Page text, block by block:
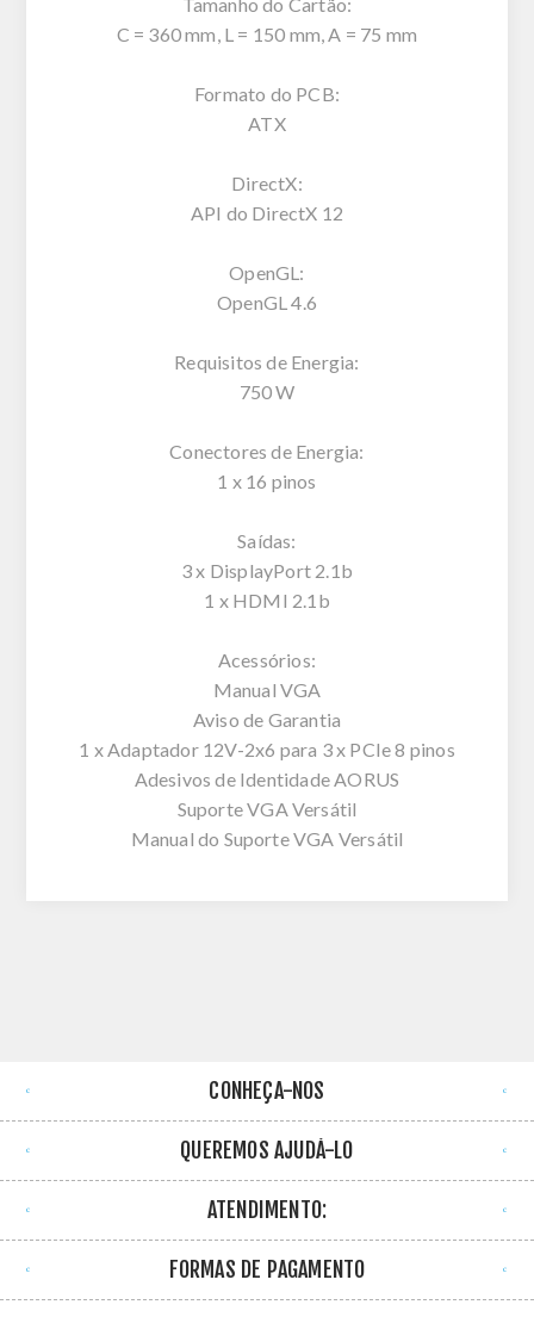
C = 360 mm, L = 150 mm, A = 75 mm
Formato do PCB:
ATX
DirectX:
API do DirectX 12
OpenGL:
OpenGL 4.6
Requisitos de Energia:
750 W
Conectores de Energia:
1 x 16 pinos
Saídas:
3 x DisplayPort 2.1b
1 x HDMI 2.1b
Acessórios:
Manual VGA
Aviso de Garantia
1 x Adaptador 12V-2x6 para 3 x PCIe 8 pinos
Adesivos de Identidade AORUS
Suporte VGA Versátil
Manual do Suporte VGA Versátil
CONHEÇA-NOS
QUEREMOS AJUDÁ-LO
ATENDIMENTO:
FORMAS DE PAGAMENTO